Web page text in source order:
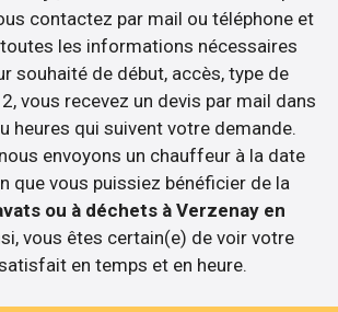
contactez par mail ou téléphone et
les informations nécessaires
souhaité de début, accès, type de
vous recevez un devis par mail dans
heures qui suivent votre demande.
envoyons un chauffeur à la date
que vous puissiez bénéficier de la
ou à déchets à Verzenay en
vous êtes certain(e) de voir votre
en temps et en heure.